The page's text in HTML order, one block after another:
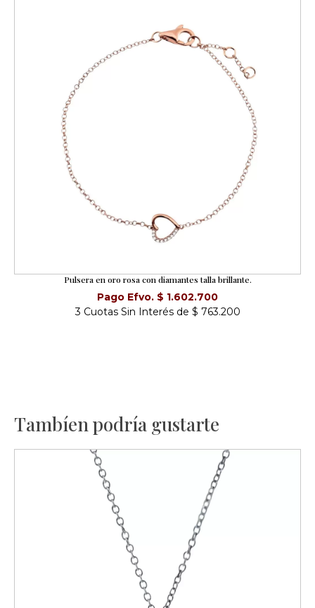
Pulsera en oro rosa con diamantes talla brillante.
Pago Efvo. $ 1.602.700
3 Cuotas Sin Interés de $ 763.200
Tambíen podría gustarte